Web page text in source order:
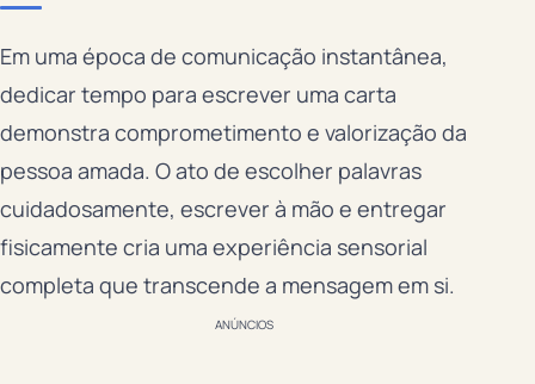
Em uma época de comunicação instantânea,
dedicar tempo para escrever uma carta
demonstra comprometimento e valorização da
pessoa amada. O ato de escolher palavras
cuidadosamente, escrever à mão e entregar
fisicamente cria uma experiência sensorial
completa que transcende a mensagem em si.
ANÚNCIOS